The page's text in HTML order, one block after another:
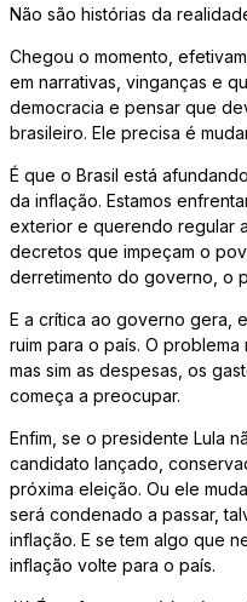
Não são histórias da
Chegou o momento,
em narrativas, vinganças e
democracia e pensar que
brasileiro. Ele precisa é
É que o Brasil está
da inflação. Estamos
exterior e querendo regular
decretos que impeçam o
derretimento do governo, o
E a crítica ao governo gera,
ruim para o país. O
mas sim as despesas, os
começa a preocupar.
Enfim, se o presidente Lula
candidato lançado,
próxima eleição. Ou ele
será condenado a passar,
inflação. E se tem algo que
inflação volte para o país.